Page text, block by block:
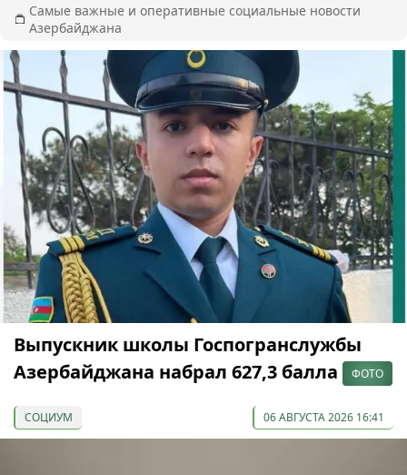
Самые важные и оперативные социальные новости
Азербайджана
Выпускник школы Госпогранслужбы
Азербайджана набрал 627,3 балла
ФОТО
СОЦИУМ 06 АВГУСТА 2026 16:41